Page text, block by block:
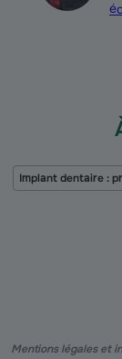
Mentions légales et